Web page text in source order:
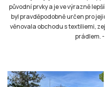
původní prvky a je ve výrazně
byl pravděpodobně určen pro
věnovala obchodu s textiliemi,
prádlem.-